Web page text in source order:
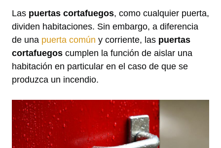
Las puertas cortafuegos, como cualquier puerta,
dividen habitaciones. Sin embargo, a diferencia
de una puerta común y corriente, las puertas
cortafuegos cumplen la función de aislar una
habitación en particular en el caso de que se
produzca un incendio.